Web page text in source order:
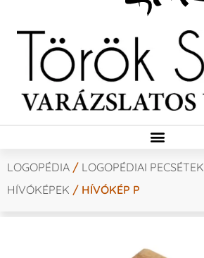
LOGOPÉDIA / LOGOPÉDIAI PECSÉTEK
HÍVÓKÉPEK / HÍVÓKÉP P